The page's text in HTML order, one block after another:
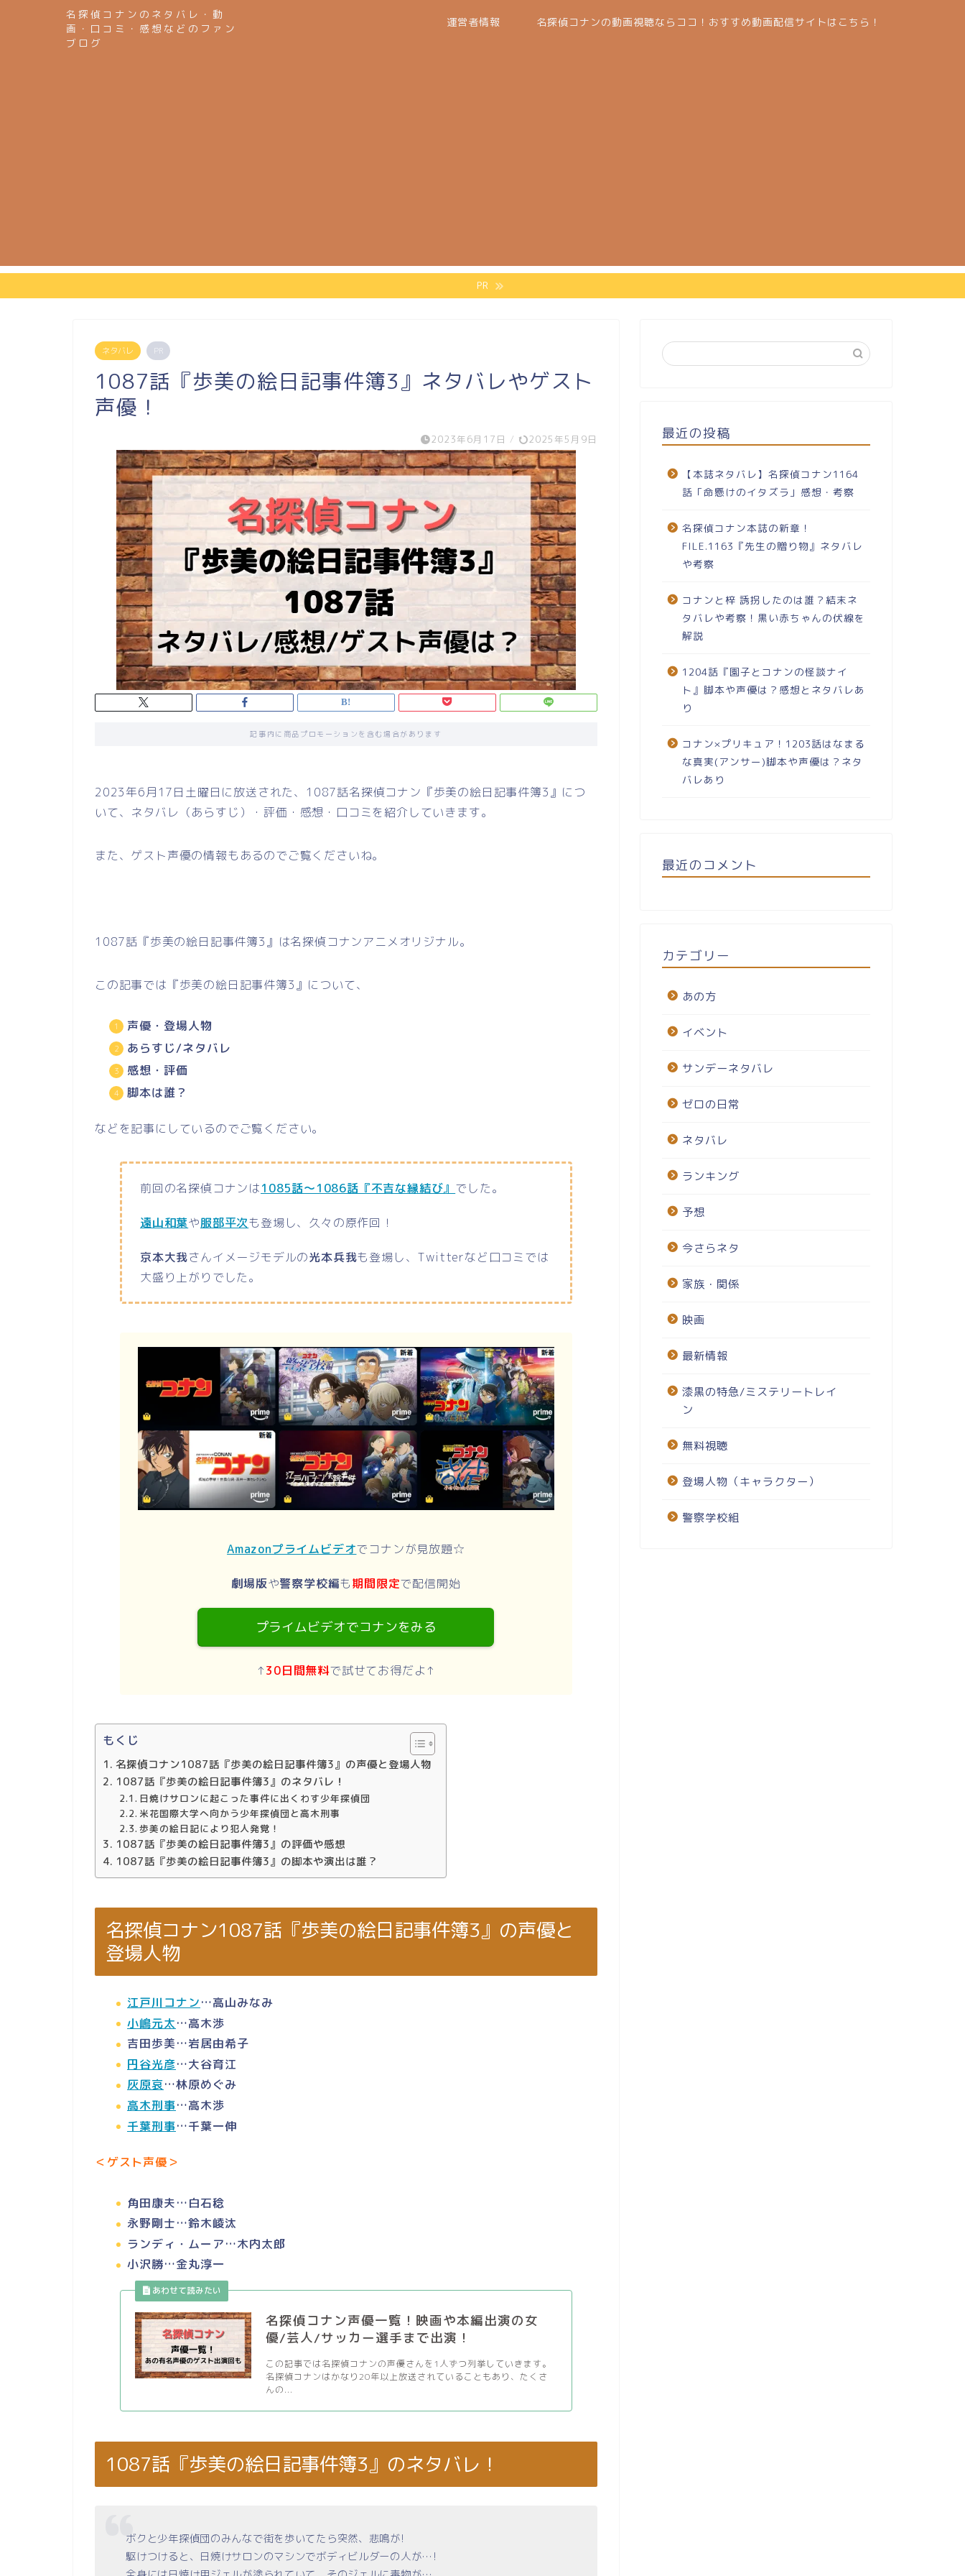
名探偵コナンのネタバレ・動
画・口コミ・感想などのファン
ブログ
運営者情報 名探偵コナンの動画視聴ならココ！おすすめ動画配信サイトはこちら！
PR
ネタバレ PR
1087話『歩美の絵日記事件簿3』ネタバレやゲスト
声優！
2023年6月17日 / 2025年5月9日
記事内に商品プロモーションを含む場合があります
2023年6月17日土曜日に放送された、1087話名探偵コナン『歩美の絵日記事件簿3』につ
いて、ネタバレ（あらすじ）・評価・感想・口コミを紹介していきます。
また、ゲスト声優の情報もあるのでご覧くださいね。
1087話『歩美の絵日記事件簿3』は名探偵コナンアニメオリジナル。
この記事では『歩美の絵日記事件簿3』について、
声優・登場人物
あらすじ/ネタバレ
感想・評価
脚本は誰？
などを記事にしているのでご覧ください。
前回の名探偵コナンは1085話～1086話『不吉な縁結び』 でした。
遠山和葉や服部平次も登場し、久々の原作回！
京本大我さんイメージモデルの光本兵我も登場し、Twitterなど口コミでは
大盛り上がりでした。
Amazonプライムビデオでコナンが見放題☆
劇場版や警察学校編も期間限定で配信開始
プライムビデオでコナンをみる
↑30日間無料で試せてお得だよ↑
もくじ
名探偵コナン1087話『歩美の絵日記事件簿3』の声優と登場人物
1087話『歩美の絵日記事件簿3』のネタバレ！
日焼けサロンに起こった事件に出くわす少年探偵団
米花国際大学へ向かう少年探偵団と高木刑事
歩美の絵日記により犯人発覚！
1087話『歩美の絵日記事件簿3』の評価や感想
1087話『歩美の絵日記事件簿3』の脚本や演出は誰？
名探偵コナン1087話『歩美の絵日記事件簿3』の声優と
登場人物
江戸川コナン…高山みなみ
小嶋元太…高木渉
吉田歩美…岩居由希子
円谷光彦…大谷育江
灰原哀…林原めぐみ
高木刑事…高木渉
千葉刑事…千葉一伸
＜ゲスト声優＞
角田康夫…白石稔
永野剛士…鈴木崚汰
ランディ・ムーア…木内太郎
小沢勝…金丸淳一
名探偵コナン声優一覧！映画や本編出演の女
優/芸人/サッカー選手まで出演！
この記事では名探偵コナンの声優さんを1人ずつ列挙していきます。
名探偵コナンはかなり20年以上放送されていることもあり、たくさ
んの...
1087話『歩美の絵日記事件簿3』のネタバレ！
ボクと少年探偵団のみんなで街を歩いてたら突然、悲鳴が!
駆けつけると、日焼けサロンのマシンでボディビルダーの人が…!
最近の投稿
【本誌ネタバレ】名探偵コナン1164
話「命懸けのイタズラ」感想・考察
名探偵コナン本誌の新章！
FILE.1163『先生の贈り物』ネタバレ
や考察
コナンと梓 誘拐したのは誰？結末ネ
タバレや考察！黒い赤ちゃんの伏線を
解説
1204話『園子とコナンの怪談ナイ
ト』脚本や声優は？感想とネタバレあ
り
コナン×プリキュア！1203話はなまる
な真実(アンサー)脚本や声優は？ネタ
バレあり
最近のコメント
カテゴリー
あの方
イベント
サンデーネタバレ
ゼロの日常
ネタバレ
ランキング
予想
今さらネタ
家族・関係
映画
最新情報
漆黒の特急/ミステリートレイ
ン
無料視聴
登場人物（キャラクター）
警察学校組